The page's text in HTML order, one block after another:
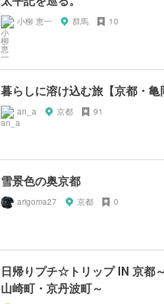
小柳 恵一 群馬 10
暮らしに溶け込む旅【京都・亀
an_a 京都 91
雪景色の奥京都
arigoma27 京都 0
日帰りプチ☆トリップ IN 京都
山崎町・京丹波町～